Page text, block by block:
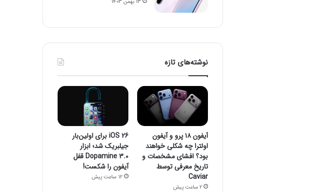
13 بهمن 1403
نوشته‌های تازه
آیفون ۱۸ پرو و آیفون
اولترا چه شکلی خواهند
بود؟ افشای مشخصات و
تاریخ معرفی توسط
Caviar
2 ساعت پیش
iOS 26 برای اولین‌بار
جیلبریک شد؛ ابزار
Dopamine 3.0 قفل
آیفون را شکست!
12 ساعت پیش